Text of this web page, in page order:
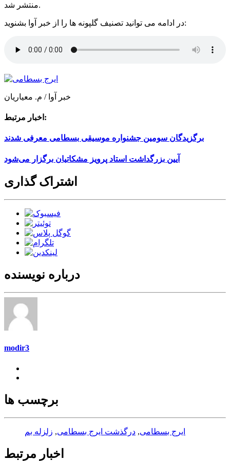
منتشر شد.
در ادامه می توانید تصنیف گلپونه ها را از خبر آوا بشنوید:
خبر آوا / م. معیاریان
اخبار مرتبط:
برگزیدگان سومین جشنواره موسیقی بسطامی معرفی شدند
آیین بزرگداشت استاد پرویز مشکاتیان برگزار می‌شود
اشتراک گذاری
درباره نویسنده
modir3
برچسب ها
ایرج بسطامی, درگذشت ایرج بسطامی, زلزله بم
اخبار مرتبط